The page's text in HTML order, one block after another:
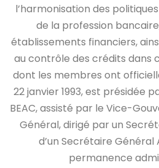
l’harmonisation des
de la profession
établissements financiers,
au contrôle des crédits dans
dont les membres ont
22 janvier 1993, est présidée
BEAC, assisté par le Vice-
Général, dirigé par un
d’un Secrétaire Général
permanence